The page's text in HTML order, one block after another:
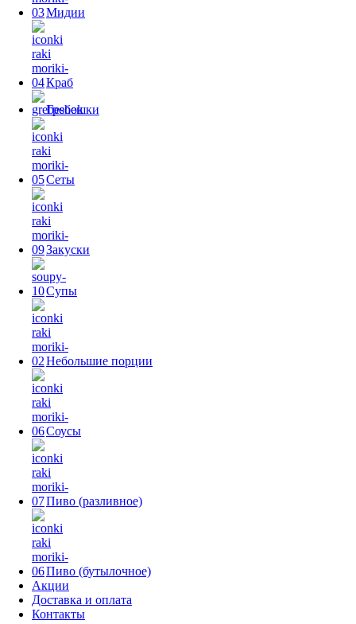
Мидии
Краб
Гребешки
Сеты
Закуски
Супы
Небольшие порции
Соусы
Пиво (разливное)
Пиво (бутылочное)
Акции
Доставка и оплата
Контакты